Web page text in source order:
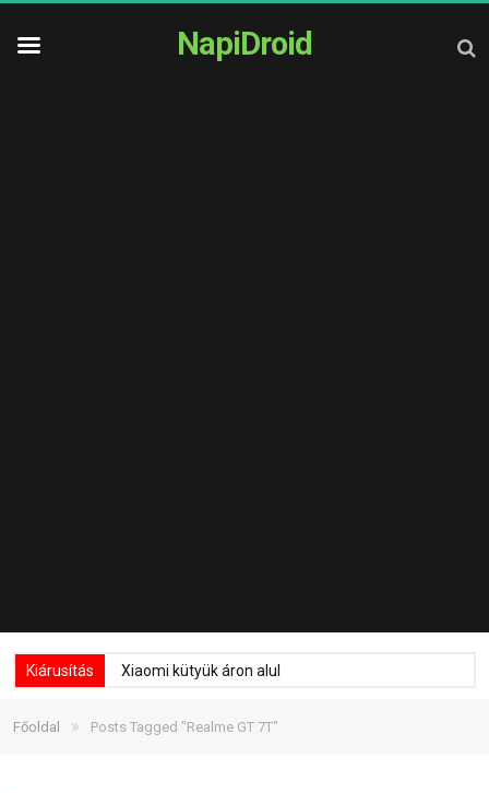
NapiDroid
Kiárusítás Xiaomi kütyük áron alul
Főoldal » Posts Tagged "Realme GT 7T"